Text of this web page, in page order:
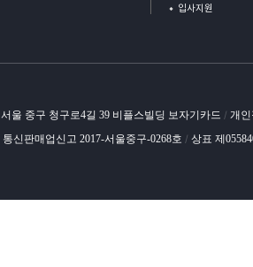
입사지원
서울 중구 청구로4길 39 비플스빌딩 보자기카드 / 개
통신판매업신고 2017-서울중구-0268호 / 상표 제